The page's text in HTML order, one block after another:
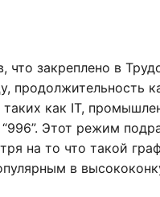
что закреплено в
продолжительность
как IT,
Этот режим
на то что такой
в